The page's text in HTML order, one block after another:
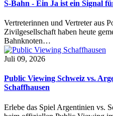
S-Bahn - Ein Ja ist ein Signal
Vertreterinnen und Vertreter aus
Zivilgesellschaft haben heute
Bahnknoten…
Juli 09, 2026
Public Viewing Schweiz vs.
Schaffhausen
Erlebe das Spiel Argentinien vs.